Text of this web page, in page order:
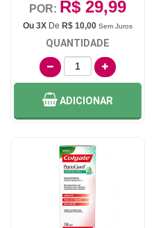
POR: R$ 29,99
Ou 3X De R$ 10,00 Sem Juros
QUANTIDADE
ADICIONAR